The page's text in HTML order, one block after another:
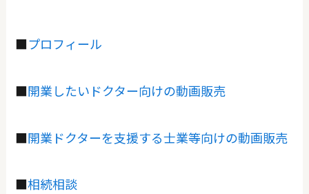
■プロフィール
■開業したいドクター向けの動画販売
■開業ドクターを支援する士業等向けの動画販売
■相続相談